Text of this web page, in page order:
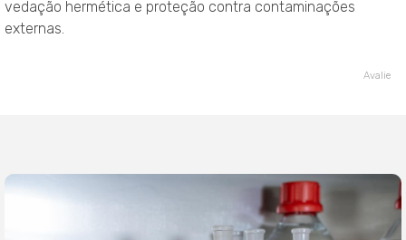
vedação hermética e proteção contra contaminações
externas.
Avalie